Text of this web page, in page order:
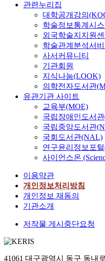
관련누리집
대학공개강의
학술정보통계시
외국학술지지원
학술관계분석서
사서커뮤니티
기관회원
지식나눔(LOOK)
의학전자도서관
유관기관 사이트
교육부(MOE)
국립장애인도서
국립중앙도서관
국회도서관(NAL)
연구윤리정보포
사이언스온
이용약관
개인정보처리방침
개인정보 재동의
기관소개
저작물 게시중단요청
41061 대구광역시 동구 동내